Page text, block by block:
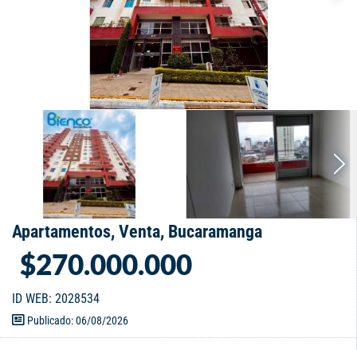
Apartamentos, Venta, Bucaramanga
$270.000.000
ID WEB: 2028534
Publicado: 06/08/2026